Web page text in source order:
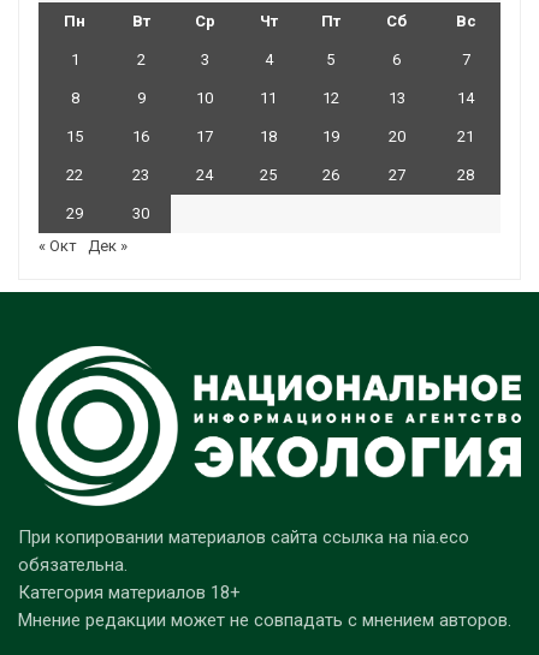
Пн Вт Ср Чт Пт Сб Вс
1 2 3 4 5 6 7
8 9 10 11 12 13 14
15 16 17 18 19 20 21
22 23 24 25 26 27 28
29
30
« Окт
Дек »
При копировании материалов сайта ссылка на nia.eco
обязательна.
Категория материалов 18+
Мнение редакции может не совпадать с мнением авторов.